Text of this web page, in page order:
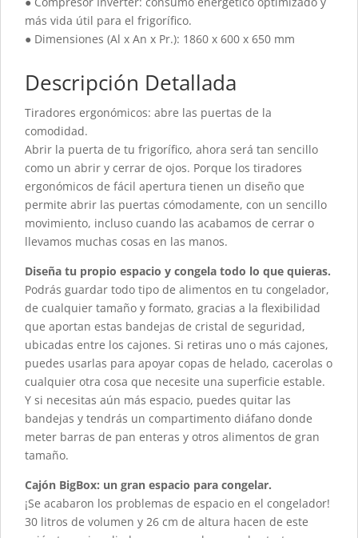
más vida útil para el frigorífico.
● Dimensiones (Al x An x Pr.): 1860 x 600 x 650 mm
Descripción Detallada
Tiradores ergonómicos: abre las puertas de la
comodidad.
Abrir la puerta de tu frigorífico, ahora será tan sencillo
como un abrir y cerrar de ojos. Porque los tiradores
ergonómicos de fácil apertura tienen un diseño que
permite abrir las puertas cómodamente, con un sencillo
movimiento, incluso cuando las acabamos de cerrar o
llevamos muchas cosas en las manos.
Diseña tu propio espacio y congela todo lo que quieras.
Podrás guardar todo tipo de alimentos en tu congelador,
de cualquier tamaño y formato, gracias a la flexibilidad
que aportan estas bandejas de cristal de seguridad,
ubicadas entre los cajones. Si retiras uno o más cajones,
puedes usarlas para apoyar copas de helado, cacerolas o
cualquier otra cosa que necesite una superficie estable.
Y si necesitas aún más espacio, puedes quitar las
bandejas y tendrás un compartimento diáfano donde
meter barras de pan enteras y otros alimentos de gran
tamaño.
Cajón BigBox: un gran espacio para congelar.
¡Se acabaron los problemas de espacio en el congelador!
30 litros de volumen y 26 cm de altura hacen de este